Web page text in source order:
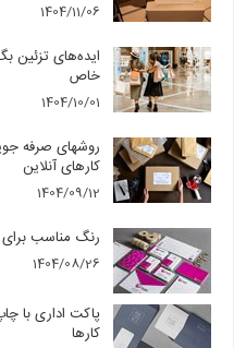
1404/11/06
ایده‌های تزئین
خاص
1404/10/01
روشهای صرفه
کارهای آنلاین
1404/09/12
رنگ مناسب برای
1404/08/26
پاکت اداری با
کارها